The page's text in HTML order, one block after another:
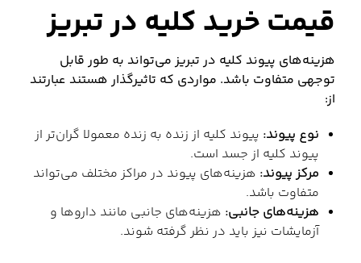
قیمت خرید کلیه در تبریز
هزینه‌های پیوند کلیه در تبریز می‌تواند به طور قابل
توجهی متفاوت باشد. مواردی که تاثیرگذار هستند عبارتند
از:
نوع پیوند: پیوند کلیه از زنده به زنده معمولا گران‌تر از
پیوند کلیه از جسد است.
مرکز پیوند: هزینه‌های پیوند در مراکز مختلف می‌تواند
متفاوت باشد.
هزینه‌های جانبی: هزینه‌های جانبی مانند داروها و
آزمایشات نیز باید در نظر گرفته شوند.